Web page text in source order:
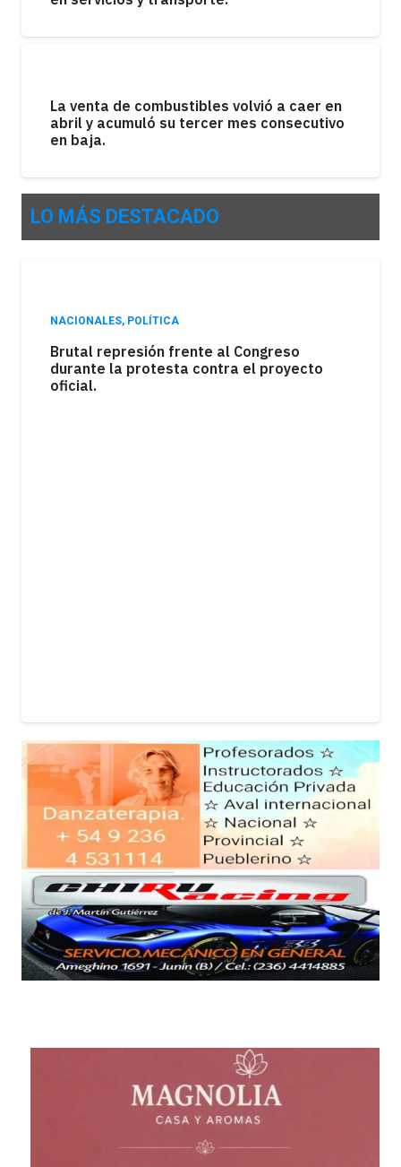
La venta de combustibles volvió a caer en
abril y acumuló su tercer mes consecutivo
en baja.
LO MÁS DESTACADO
POLÍTICA
La sesión del Senado estuvo marcada por
el debate en torno a la ley de tierras,
mientras una movilización expresó el